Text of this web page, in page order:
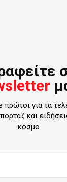
πρώτοι για τα
και
κόσμο